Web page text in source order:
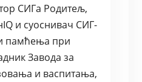
СИГа Родитељ,
и суоснивач СИГ-
памћења при
Завода за
и васпитања,